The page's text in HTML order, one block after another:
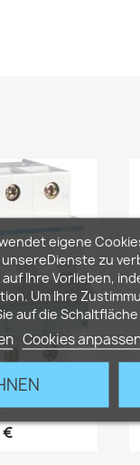
€
eigene
zu
Ihre Vorlieben,
Um Ihre
auf die
Cookies